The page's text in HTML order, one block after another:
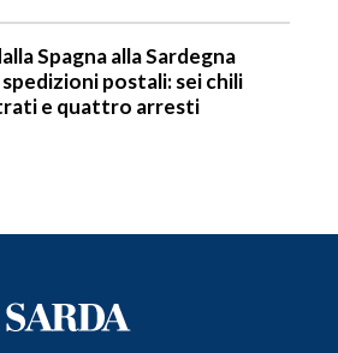
Spagna alla Sardegna
postali: sei chili
e quattro arresti